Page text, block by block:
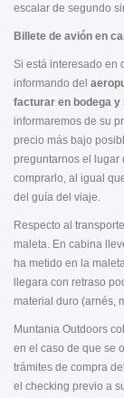
escalar de segundo
Billete de avión en
Si está interesado en
informando del
facturar en bodega
informaremos de su
precio más bajo
preguntarnos el lugar
comprarlo, al igual
del guía del viaje.
Respecto al
maleta. En cabina
ha metido en la
llegara con retraso
material duro (arnés,
Muntania Outdoors
en el caso de que se
trámites de compra
el checking previo a